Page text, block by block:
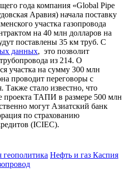
года компания «Global Pipe
Аравия) начала поставку
участка газопровода
на 40 млн долларов на
поставлены 35 км труб. С
данных, это позволит
из 214. О
участка на сумму 300 млн
проводит переговоры с
Также стало известно, что
проекта ТАПИ в размере 500 млн
могут Азиатский банк
по страхованию
(ICIEC).
геополитика Нефть и газ Каспия